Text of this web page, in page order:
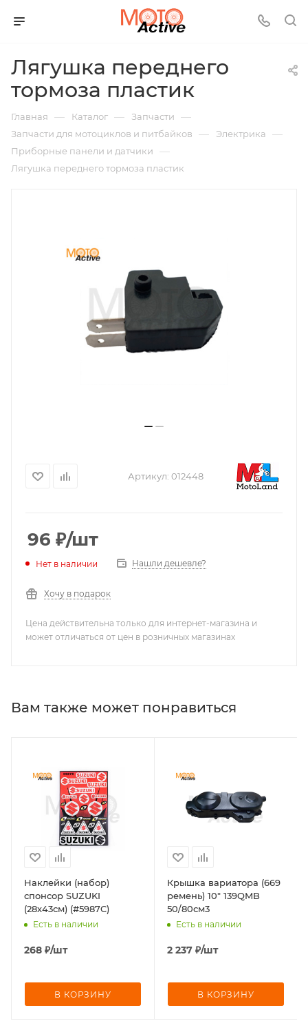
Лягушка переднего
тормоза пластик
Главная — Каталог — Запчасти —
Запчасти для мотоциклов и питбайков — Электрика —
Приборные панели и датчики —
Лягушка переднего тормоза пластик
Артикул: 012448
96 ₽/шт
Нет в наличии Нашли дешевле?
Хочу в подарок
Цена действительна только для интернет-магазина и
может отличаться от цен в розничных магазинах
Вам также может понравиться
Наклейки (набор)
спонсор SUZUKI
(28х43см) (#5987C)
Есть в наличии
268 ₽/шт
В КОРЗИНУ
Крышка вариатора (669
ремень) 10" 139QMB
50/80см3
Есть в наличии
2 237 ₽/шт
В КОРЗИНУ